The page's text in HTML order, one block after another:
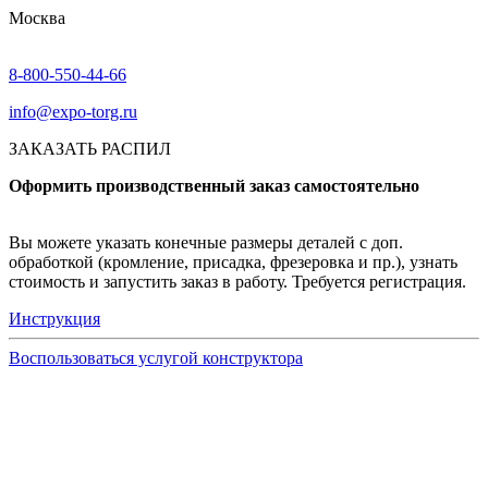
Москва
8-800-550-44-66
info@expo-torg.ru
ЗАКАЗАТЬ РАСПИЛ
Оформить производственный заказ самостоятельно
Вы можете указать конечные размеры деталей с доп.
обработкой (кромление, присадка, фрезеровка и пр.), узнать
стоимость и запустить заказ в работу. Требуется регистрация.
Инструкция
Воспользоваться услугой конструктора